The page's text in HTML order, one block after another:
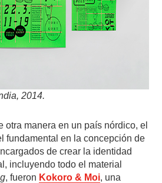
2014.
otra manera en un país nórdico, el
fundamental en la concepción de
de crear la identidad
incluyendo todo el material
, fueron Kokoro & Moi, una